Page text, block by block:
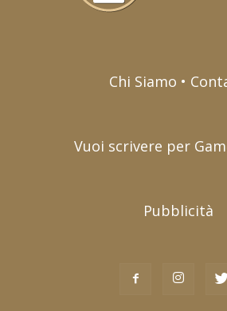
Chi Siamo •
Vuoi scrivere per
Pubblicità